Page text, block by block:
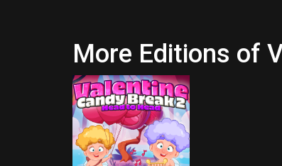
More Editions of